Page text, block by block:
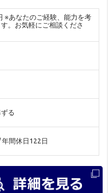
※あなたのご経験、能力を考
。お気軽にご相談くださ
る
間休日122日